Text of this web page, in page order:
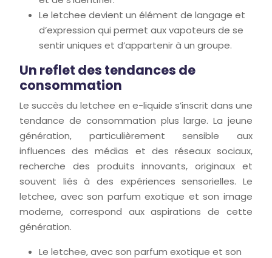
Le letchee devient un élément de langage et
d’expression qui permet aux vapoteurs de se
sentir uniques et d’appartenir à un groupe.
Un reflet des tendances de
consommation
Le succès du letchee en e-liquide s’inscrit dans une
tendance de consommation plus large. La jeune
génération, particulièrement sensible aux
influences des médias et des réseaux sociaux,
recherche des produits innovants, originaux et
souvent liés à des expériences sensorielles. Le
letchee, avec son parfum exotique et son image
moderne, correspond aux aspirations de cette
génération.
Le letchee, avec son parfum exotique et son